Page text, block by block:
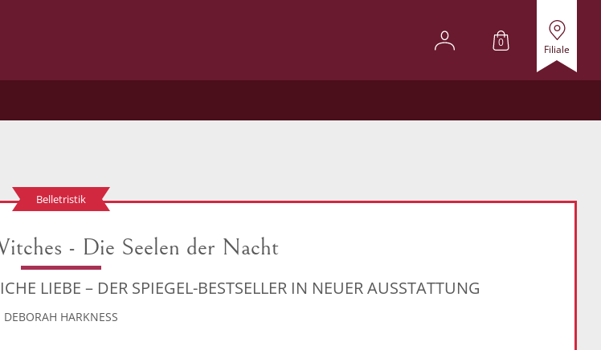
0
Filiale
Belletristik
- Die Seelen der Nacht
LIEBE – DER SPIEGEL-BESTSELLER IN NEUER AUSSTATTUNG
DEBORAH HARKNESS